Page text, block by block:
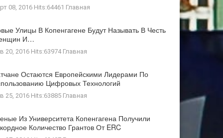
08, 2016 Hits:64461 Главная
Улицы В Копенгагене Будут Называть В Честь
И…
20, 2016 Hits:63974 Главная
Остаются Европейскими Лидерами По
Цифровых Технологий
25, 2016 Hits:63885 Главная
Из Университета Копенгагена Получили
Количество Грантов От ERC